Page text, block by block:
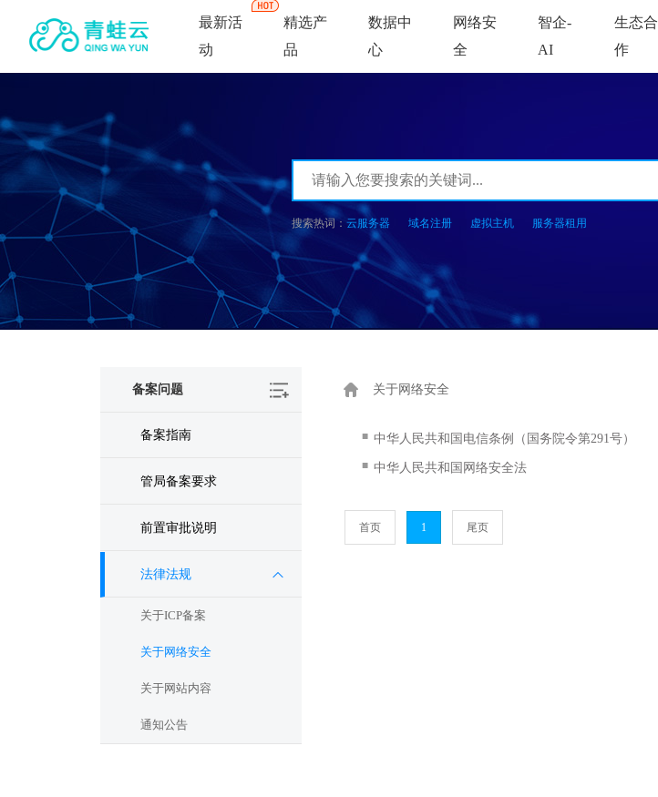
最新活
动
精选产
品
数据中
心
网络安
全
智企-
AI
生态合
作
云服务器 域名注册 虚拟主机 服务器租用
备案问题
备案指南
管局备案要求
前置审批说明
法律法规
关于ICP备案
关于网络安全
关于网站内容
通知公告
关于网络安全
■ 中华人民共和国电信条例（国务院令第291号）
■ 中华人民共和国网络安全法
首页 1 尾页